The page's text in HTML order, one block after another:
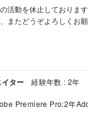
活動を休止しております
またどうぞよろしくお願
ター 経験年数 : 2年
Premiere Pro:2年